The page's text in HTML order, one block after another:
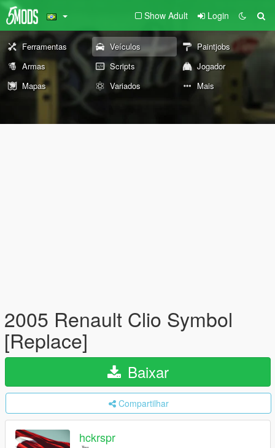
Show Adult Login
Ferramentas Veículos
Paintjobs
Armas
Scripts
Jogador
Mapas
Variados Mais
2005 Renault Clio Symbol
[Replace]
Baixar
Compartilhar
hckrspr